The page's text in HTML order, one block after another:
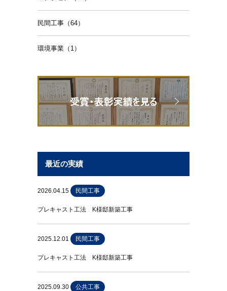
民間工事（64）
環境事業（1）
最近の実績
2026.04.15 民間工事
プレキャスト工法 K様邸新築工事
2025.12.01 民間工事
プレキャスト工法 K様邸新築工事
2025.09.30 公共工事